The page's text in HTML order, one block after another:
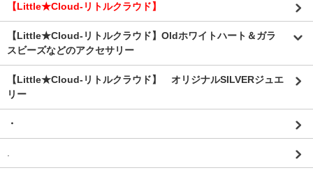
【Little★Cloud-リトルクラウド】
【Little★Cloud-リトルクラウド】Oldホワイトハート＆ガラ
スビーズなどのアクセサリー
【Little★Cloud-リトルクラウド】 オリジナルSILVERジュエ
リー
・
.